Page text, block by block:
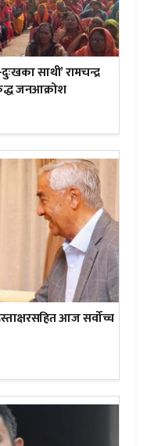
साथी’ रामचन्द्र
जनआक्रोश
आज सर्वोच्च